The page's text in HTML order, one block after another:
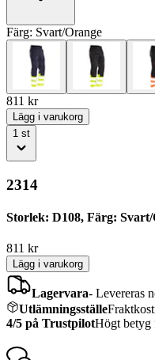
Färg: Svart/Orange
811 kr
Lägg i varukorg
1 st
2314
Storlek: D108, Färg: Svart/
811 kr
Lägg i varukorg
Lagervara- Levereras
Utlämningsställe
4/5 på TrustpilotHögt betyg